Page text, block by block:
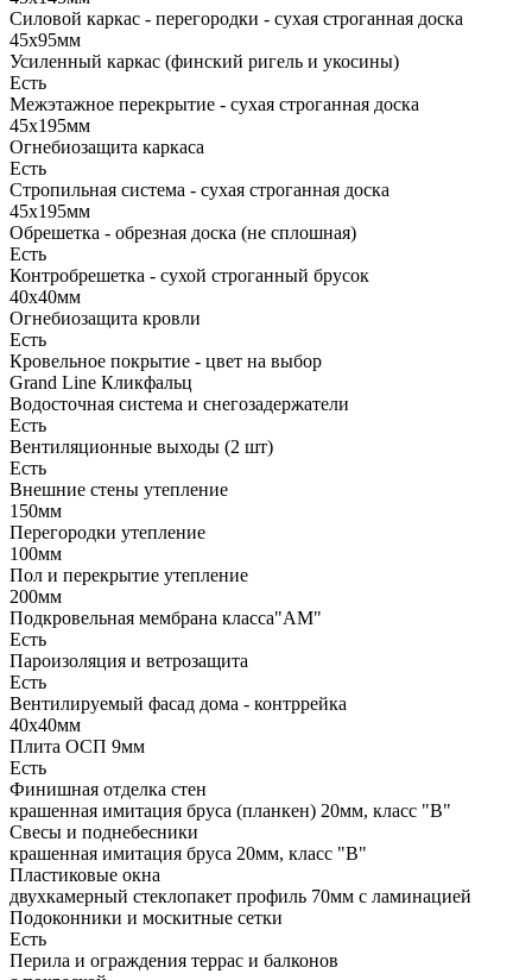
Силовой каркас - перегородки - сухая строганная доска
45х95мм
Усиленный каркас (финский ригель и укосины)
Есть
Межэтажное перекрытие - сухая строганная доска
45х195мм
Огнебиозащита каркаса
Есть
Стропильная система - сухая строганная доска
45х195мм
Обрешетка - обрезная доска (не сплошная)
Есть
Контробрешетка - сухой строганный брусок
40х40мм
Огнебиозащита кровли
Есть
Кровельное покрытие - цвет на выбор
Grand Line Кликфальц
Водосточная система и снегозадержатели
Есть
Вентиляционные выходы (2 шт)
Есть
Внешние стены утепление
150мм
Перегородки утепление
100мм
Пол и перекрытие утепление
200мм
Подкровельная мембрана класса"АМ"
Есть
Пароизоляция и ветрозащита
Есть
Вентилируемый фасад дома - контррейка
40х40мм
Плита ОСП 9мм
Есть
Финишная отделка стен
крашенная имитация бруса (планкен) 20мм, класс "В"
Свесы и поднебесники
крашенная имитация бруса 20мм, класс "В"
Пластиковые окна
двухкамерный стеклопакет профиль 70мм с ламинацией
Подоконники и москитные сетки
Есть
Перила и ограждения террас и балконов